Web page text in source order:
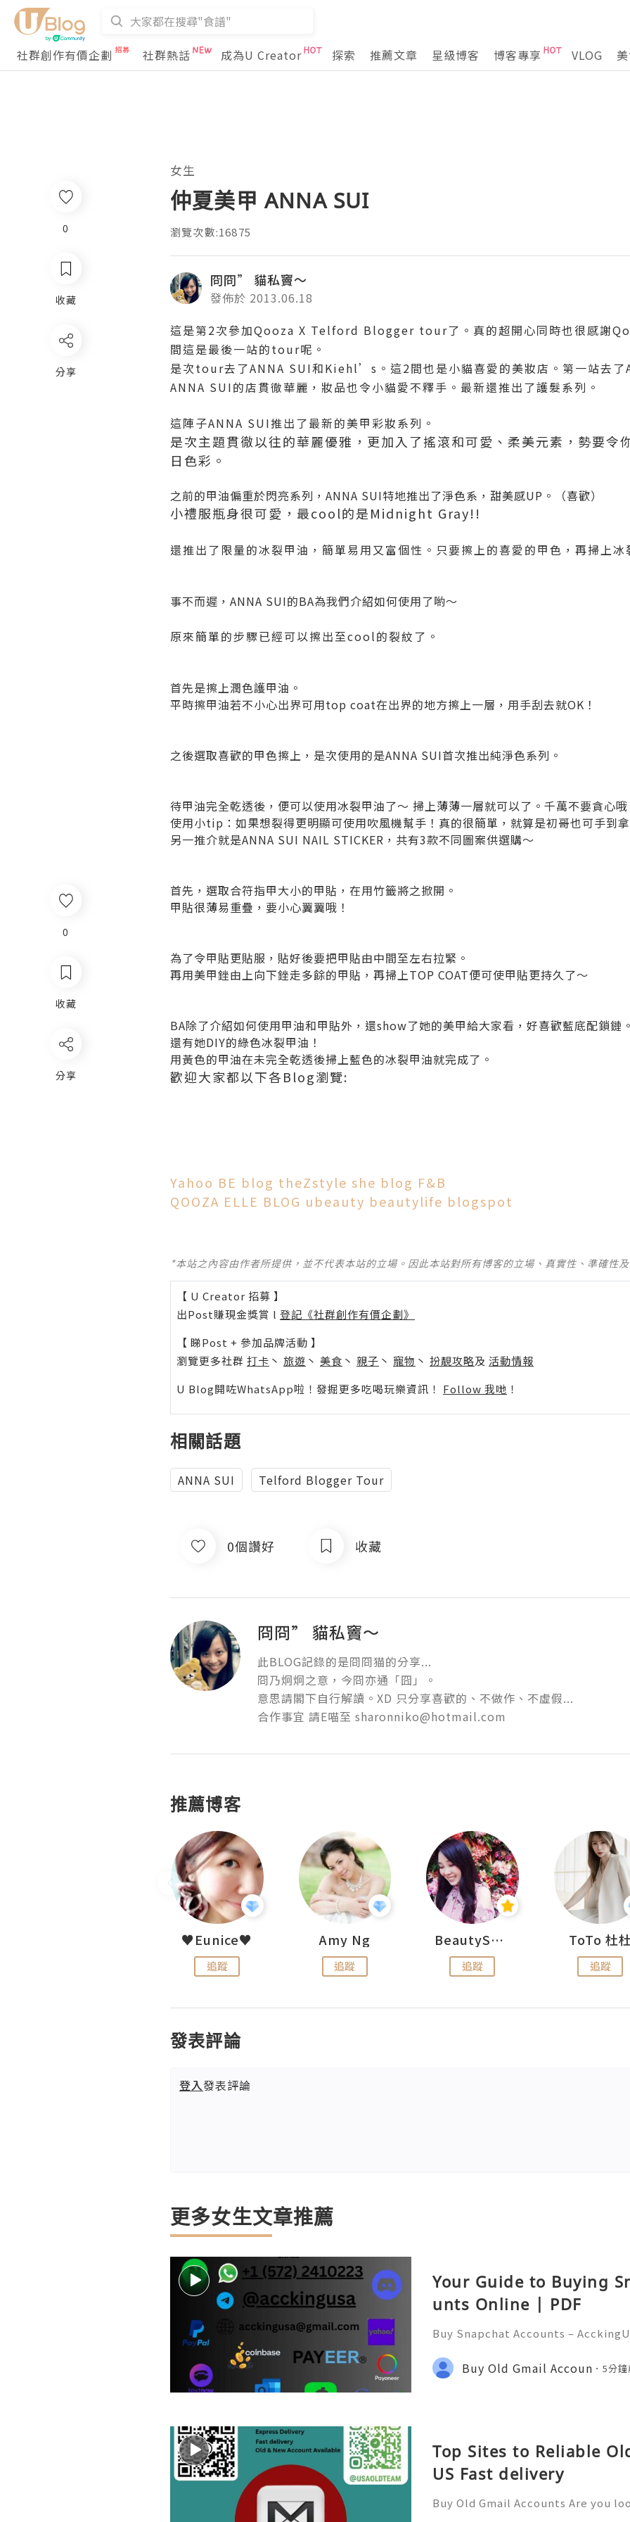
社群創作有價企劃 社群熱話 成為U Creator 探索 推薦文章 星級博客 博客專享 VLOG
0
收藏
分享
女生
仲夏美甲 ANNA SUI
瀏覽次數:16875
冏冏” 貓私竇～
發佈於 2013.06.18
這是第2次參加Qooza X Telford Blogger tour了。真的超開心同時也很感謝
間這是最後一站的tour呢。
是次tour去了ANNA SUI和Kiehl’s。這2間也是小貓喜愛的美妝店。第一站去了
ANNA SUI的店貫徹華麗，妝品也令小貓愛不釋手。最新還推出了護髮系列。
這陣子ANNA SUI推出了最新的美甲彩妝系列。
是次主題貫徹以往的華麗優雅，更加入了搖滾和可愛、柔美元素，勢要令
日色彩。
之前的甲油偏重於閃亮系列，ANNA SUI特地推出了淨色系，甜美感UP。（喜歡）
小禮服瓶身很可愛，最cool的是Midnight Gray!!
還推出了限量的冰裂甲油，簡單易用又富個性。只要擦上的喜愛的甲色，再掃上
事不而遲，ANNA SUI的BA為我們介紹如何使用了喲～
原來簡單的步驟已經可以擦出至cool的裂紋了。
首先是擦上潤色護甲油。
平時擦甲油若不小心出界可用top coat在出界的地方擦上一層，用手刮去就OK！
之後選取喜歡的甲色擦上，是次使用的是ANNA SUI首次推出純淨色系列。
待甲油完全乾透後，便可以使用冰裂甲油了～ 掃上薄薄一層就可以了。千萬不要貪心
使用小tip：如果想裂得更明顯可使用吹風機幫手！真的很簡單，就算是初哥也可手到
另一推介就是ANNA SUI NAIL STICKER，共有3款不同圖案供選購～
首先，選取合符指甲大小的甲貼，在用竹籤將之掀開。
甲貼很薄易重疊，要小心翼翼哦！
為了令甲貼更貼服，貼好後要把甲貼由中間至左右拉緊。
再用美甲銼由上向下銼走多餘的甲貼，再掃上TOP COAT便可使甲貼更持久了～
BA除了介紹如何使用甲油和甲貼外，還show了她的美甲給大家看，好喜歡藍底配鎖鏈
還有她DIY的綠色冰裂甲油！
用黃色的甲油在未完全乾透後掃上藍色的冰裂甲油就完成了。
歡迎大家都以下各Blog瀏覽:
Yahoo BE blog theZstyle she blog F&B
QOOZA ELLE BLOG ubeauty beautylife blogspot
*本站之內容由作者所提供，並不代表本站的立場。因此本站對所有博客的立場、真實性、準確性
【 U Creator 招募 】
出Post賺現金獎賞 l 登記《社群創作有價企劃》
【 睇Post + 參加品牌活動 】
瀏覽更多社群 打卡 丶 旅遊 丶 美食 丶 親子 丶 寵物 丶 扮靚攻略及 活動情報
U Blog開咗WhatsApp啦！發掘更多吃喝玩樂資訊！ Follow 我哋 ！
相關話題
ANNA SUI Telford Blogger Tour
0個讚好 收藏
冏冏” 貓私竇～
此BLOG記錄的是冏冏猫的分享...
冏乃炯炯之意，今冏亦通「囧」。
意思請閣下自行解讀。XD 只分享喜歡的、不做作、不虛假...
合作事宜 請E喵至 sharonniko@hotmail.com
推薦博客
♥Eunice♥
追蹤
Amy Ng
追蹤
BeautySearch
追蹤
ToTo 杜
追蹤
發表評論
登入發表評論
更多女生文章推薦
Your Guide to Buying
unts Online | PDF
Buy Snapchat Accounts –
nication, branding, and marketing.
at has become one of the most
Buy Old Gmail Accoun 5分
Top Sites to Reliable
US Fast delivery
Buy Old Gmail Accounts Are you
0
收藏
分享